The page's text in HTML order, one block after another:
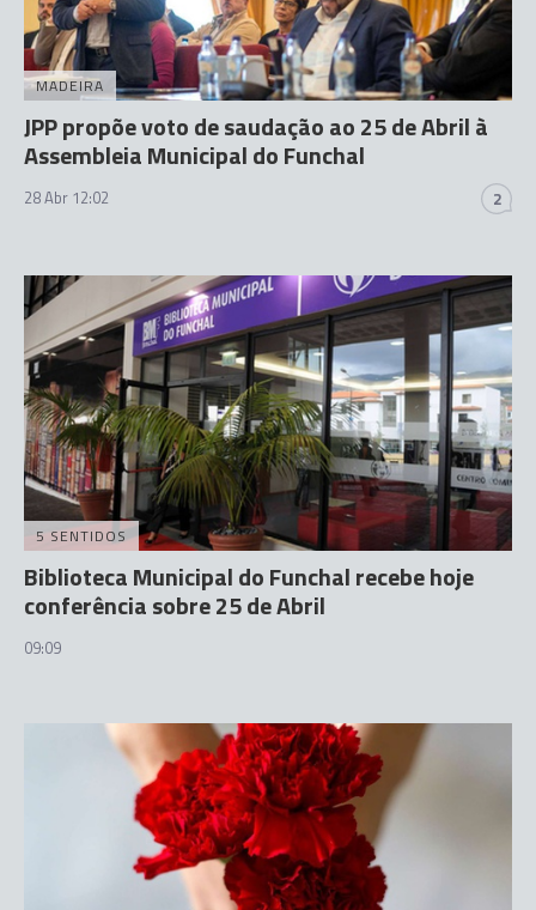
MADEIRA
JPP propõe voto de saudação ao 25 de Abril à
Assembleia Municipal do Funchal
28 Abr 12:02 2
5 SENTIDOS
Biblioteca Municipal do Funchal recebe hoje
conferência sobre 25 de Abril
09:09